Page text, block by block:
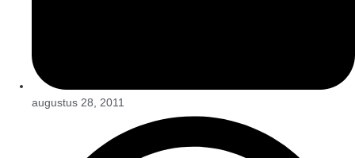
augustus 28, 2011